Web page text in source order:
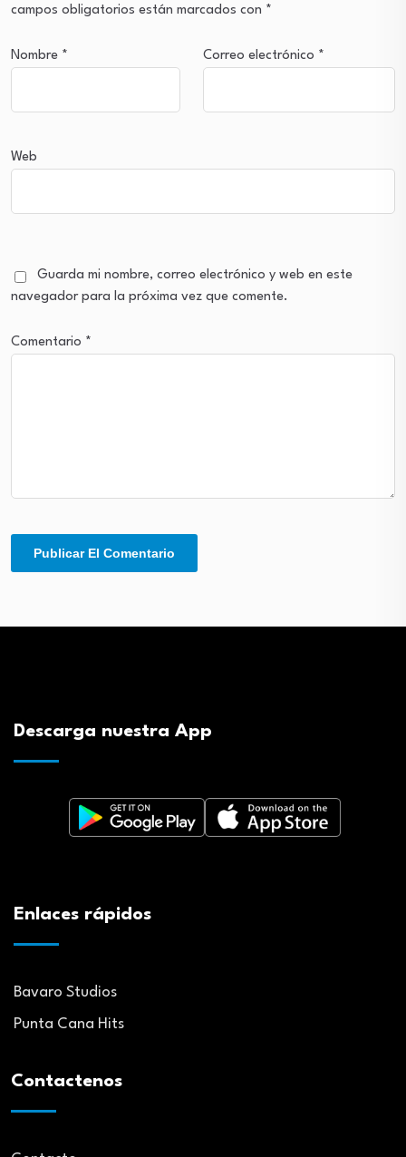
campos obligatorios están marcados con *
Nombre * Correo electrónico *
Web
Guarda mi nombre, correo electrónico y web en este
navegador para la próxima vez que comente.
Comentario *
Descarga nuestra App
Enlaces rápidos
Bavaro Studios
Punta Cana Hits
Contactenos